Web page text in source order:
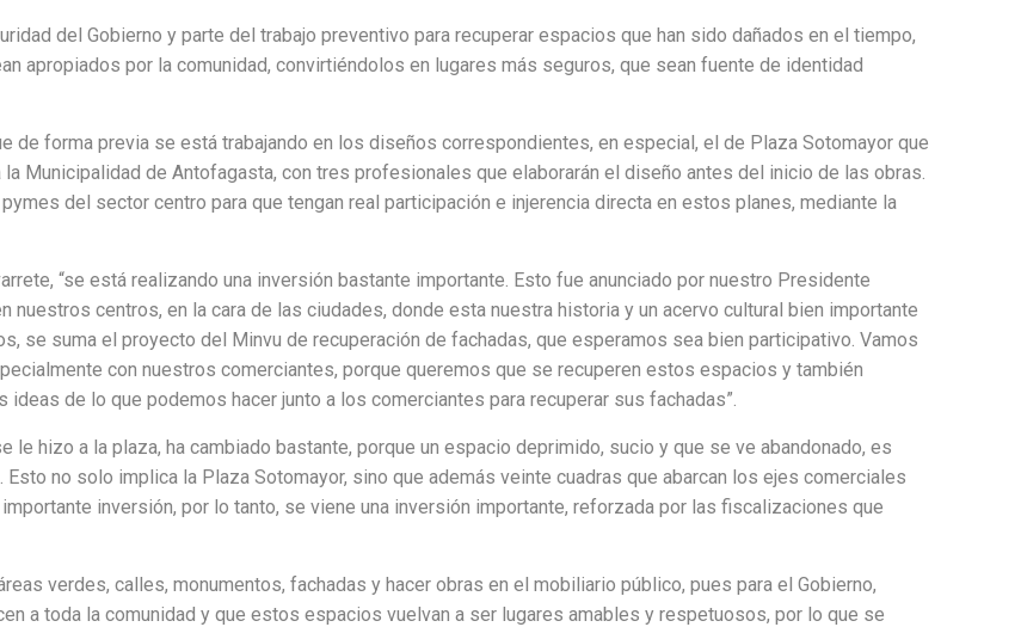
del Gobierno y parte del trabajo preventivo para recuperar espacios que han sido dañados en el tiempo,
apropiados por la comunidad, convirtiéndolos en lugares más seguros, que sean fuente de identidad
de forma previa se está trabajando en los diseños correspondientes, en especial, el de Plaza Sotomayor que
Municipalidad de Antofagasta, con tres profesionales que elaborarán el diseño antes del inicio de las obras.
del sector centro para que tengan real participación e injerencia directa en estos planes, mediante la
“se está realizando una inversión bastante importante. Esto fue anunciado por nuestro Presidente
centros, en la cara de las ciudades, donde esta nuestra historia y un acervo cultural bien importante
se suma el proyecto del Minvu de recuperación de fachadas, que esperamos sea bien participativo. Vamos
con nuestros comerciantes, porque queremos que se recuperen estos espacios y también
de lo que podemos hacer junto a los comerciantes para recuperar sus fachadas”.
le hizo a la plaza, ha cambiado bastante, porque un espacio deprimido, sucio y que se ve abandonado, es
no solo implica la Plaza Sotomayor, sino que además veinte cuadras que abarcan los ejes comerciales
inversión, por lo tanto, se viene una inversión importante, reforzada por las fiscalizaciones que
verdes, calles, monumentos, fachadas y hacer obras en el mobiliario público, pues para el Gobierno,
a toda la comunidad y que estos espacios vuelvan a ser lugares amables y respetuosos, por lo que se